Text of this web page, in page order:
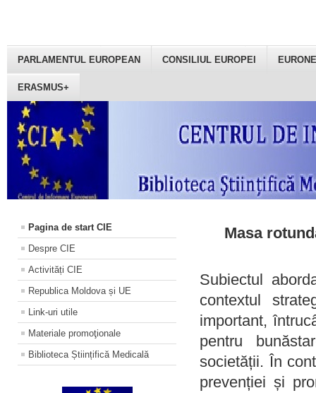
PARLAMENTUL EUROPEAN CONSILIUL EUROPEI
ERASMUS+
Pagina de start CIE
Despre CIE
Activități CIE
Republica Moldova și UE
Link-uri utile
Materiale promoţionale
Biblioteca Științifică Medicală
Masa
Subiectul
contextul
important,
pentru
societății. În
prevenției și